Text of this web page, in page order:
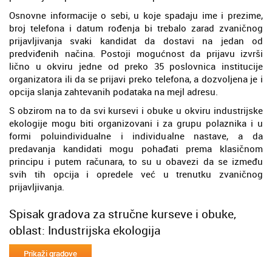
Osnovne informacije o sebi, u koje spadaju ime i prezime,
broj telefona i datum rođenja bi trebalo zarad zvaničnog
prijavljivanja svaki kandidat da dostavi na jedan od
predviđenih načina. Postoji mogućnost da prijavu izvrši
lično u okviru jedne od preko 35 poslovnica institucije
organizatora ili da se prijavi preko telefona, a dozvoljena je i
opcija slanja zahtevanih podataka na mejl adresu.
S obzirom na to da svi kursevi i obuke u okviru industrijske
ekologije mogu biti organizovani i za grupu polaznika i u
formi poluindividualne i individualne nastave, a da
predavanja kandidati mogu pohađati prema klasičnom
principu i putem računara, to su u obavezi da se između
svih tih opcija i opredele već u trenutku zvaničnog
prijavljivanja.
Spisak gradova za stručne kurseve i obuke,
oblast: Industrijska ekologija